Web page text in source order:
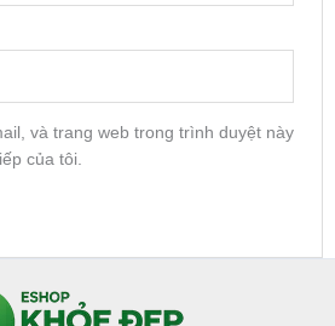
và trang web trong trình duyệt này
của tôi.